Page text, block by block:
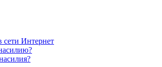
сети Интернет